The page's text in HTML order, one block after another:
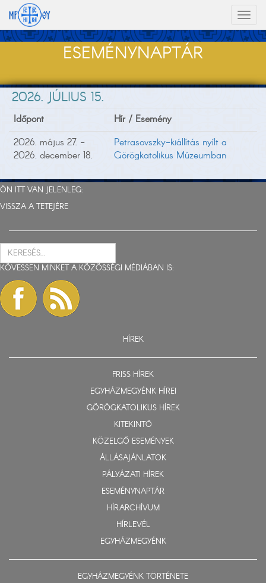
ESEMÉNYNAPTÁR
2026. JÚLIUS 15.
Időpont
Hír / Esemény
2026. május 27. -
2026. december 18.
Petrasovszky-kiállítás nyílt a
Görögkatolikus Múzeumban
ÖN ITT VAN JELENLEG:
VISSZA A TETEJÉRE
KÖVESSEN MINKET A KÖZÖSSÉGI MÉDIÁBAN IS:
HÍREK
FRISS HÍREK
EGYHÁZMEGYÉNK HÍREI
GÖRÖGKATOLIKUS HÍREK
KITEKINTŐ
KÖZELGŐ ESEMÉNYEK
ÁLLÁSAJÁNLATOK
PÁLYÁZATI HÍREK
ESEMÉNYNAPTÁR
HÍRARCHÍVUM
HÍRLEVÉL
EGYHÁZMEGYÉNK
EGYHÁZMEGYÉNK TÖRTÉNETE